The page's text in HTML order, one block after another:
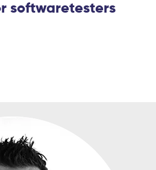
softwaretesters